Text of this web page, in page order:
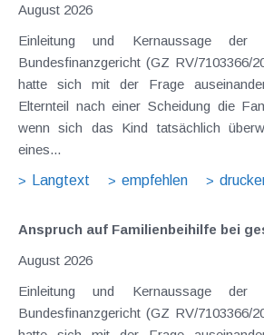
August 2026
Einleitung und Kernaussage der
Bundesfinanzgericht (GZ RV/7103366/
hatte sich mit der Frage
Elternteil nach einer Scheidung die
wenn sich das Kind tatsächlich
eines...
Langtext
empfehlen
Anspruch auf Familienbeihilfe bei
August 2026
Einleitung und Kernaussage der
Bundesfinanzgericht (GZ RV/7103366/